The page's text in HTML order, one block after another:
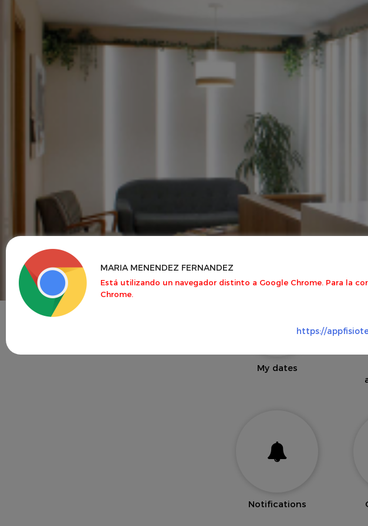
MARIA MENENDEZ FERNANDEZ
Está utilizando un navegador distinto a Google Chrome. Para la
Chrome.
https://
My dates
Notifications